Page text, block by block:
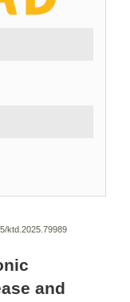
ktd.2025.79989
and